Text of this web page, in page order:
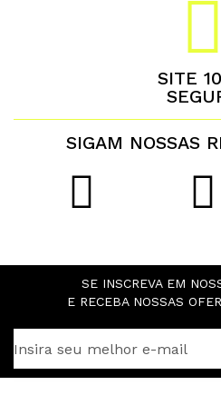
SITE
SIGAM NOSSAS
SE INSCREVA EM
E RECEBA NOSSAS